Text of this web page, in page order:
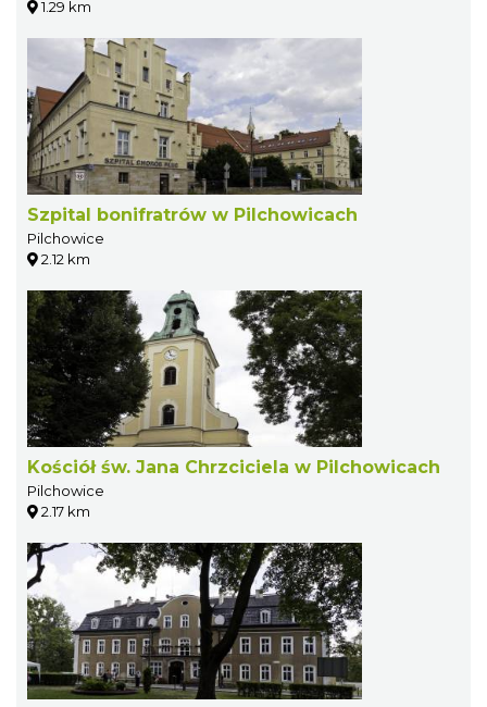
1.29 km
Szpital bonifratrów w Pilchowicach
Pilchowice
2.12 km
Kościół św. Jana Chrzciciela w Pilchowicach
Pilchowice
2.17 km